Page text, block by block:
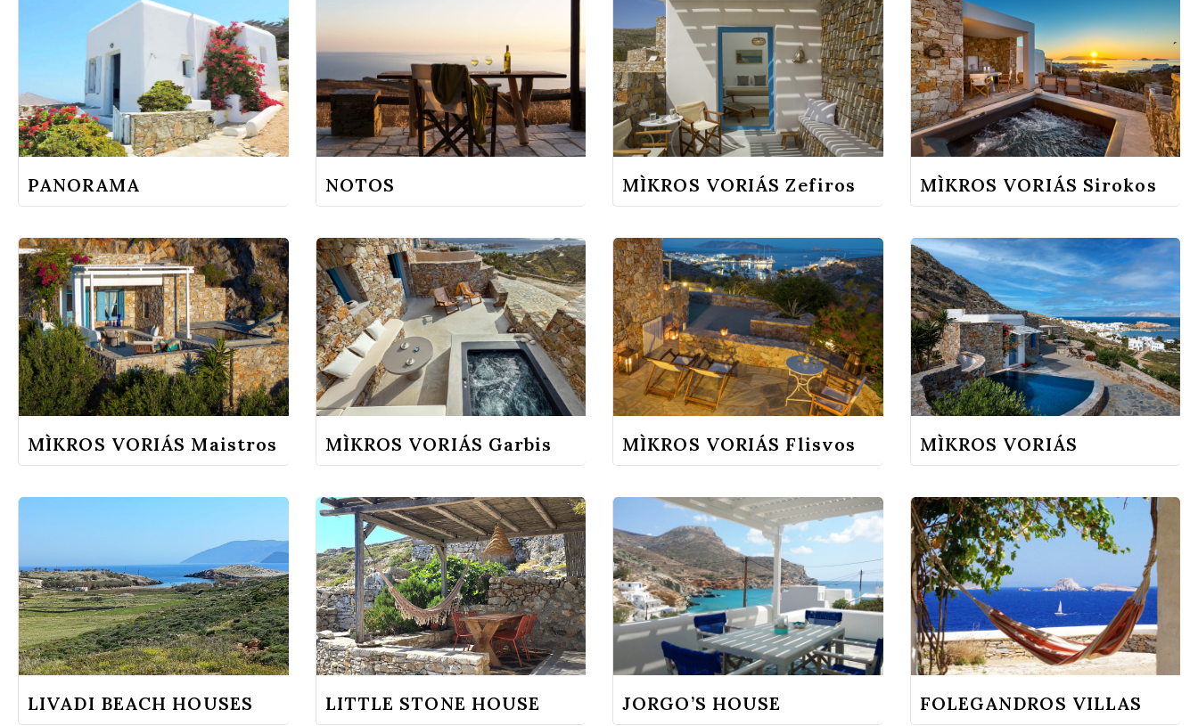
PANORAMA NOTOS MÌKROS VORIÁS Zefiros MÌKROS VORIÁS Sirokos
MÌKROS VORIÁS Maistros MÌKROS VORIÁS Garbis MÌKROS VORIÁS Flisvos MÌKROS VORIÁS
LIVADI BEACH HOUSES LITTLE STONE HOUSE JORGO’S HOUSE FOLEGANDROS VILLAS